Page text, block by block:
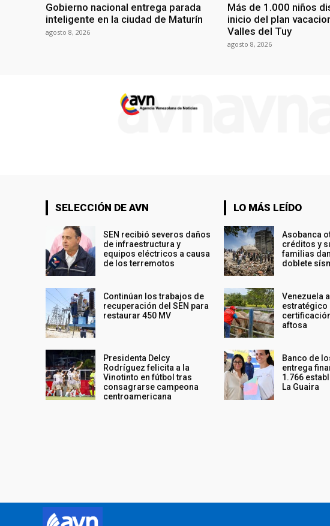
Gobierno nacional entrega parada
inteligente en la ciudad de Maturín
agosto 8, 2026
Más de 1.000 niños
inicio del plan
Valles del Tuy
agosto 8, 2026
SELECCIÓN DE AVN
SEN recibió severos daños
de infraestructura y
equipos eléctricos a causa
de los terremotos
Continúan los trabajos de
recuperación del SEN para
restaurar 450 MV
Presidenta Delcy
Rodríguez felicita a la
Vinotinto en fútbol tras
consagrarse campeona
centroamericana
LO MÁS LEÍDO
Asobanca
créditos y
familias
doblete
Venezuela
estratégico
aftosa
Banco de
entrega
1.766
La Guaira